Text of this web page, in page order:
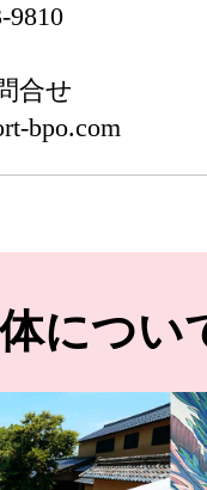
9810
合せ
bpo.com
につい